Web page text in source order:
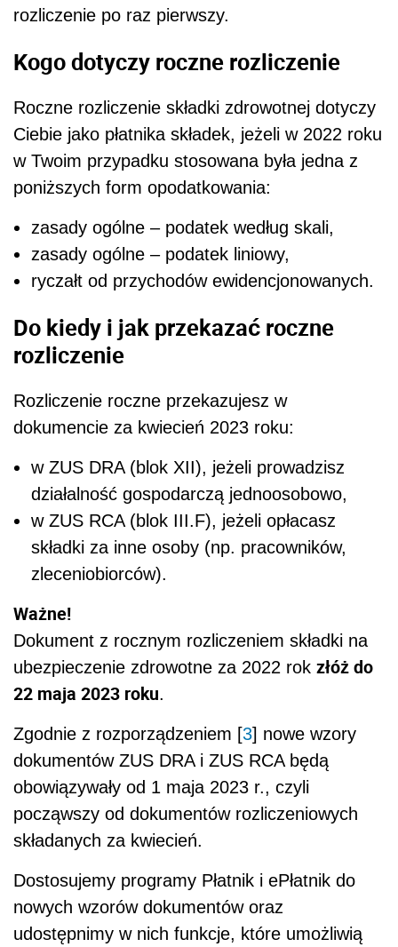
rozliczenie po raz pierwszy.
Kogo dotyczy roczne rozliczenie
Roczne rozliczenie składki zdrowotnej dotyczy
Ciebie jako płatnika składek, jeżeli w 2022 roku
w Twoim przypadku stosowana była jedna z
poniższych form opodatkowania:
zasady ogólne – podatek według skali,
zasady ogólne – podatek liniowy,
ryczałt od przychodów ewidencjonowanych.
Do kiedy i jak przekazać roczne
rozliczenie
Rozliczenie roczne przekazujesz w
dokumencie za kwiecień 2023 roku:
w ZUS DRA (blok XII), jeżeli prowadzisz
działalność gospodarczą jednoosobowo,
w ZUS RCA (blok III.F), jeżeli opłacasz
składki za inne osoby (np. pracowników,
zleceniobiorców).
Ważne!
Dokument z rocznym rozliczeniem składki na
ubezpieczenie zdrowotne za 2022 rok złóż do
22 maja 2023 roku.
Zgodnie z rozporządzeniem [3] nowe wzory
dokumentów ZUS DRA i ZUS RCA będą
obowiązywały od 1 maja 2023 r., czyli
począwszy od dokumentów rozliczeniowych
składanych za kwiecień.
Dostosujemy programy Płatnik i ePłatnik do
nowych wzorów dokumentów oraz
udostępnimy w nich funkcje, które umożliwią